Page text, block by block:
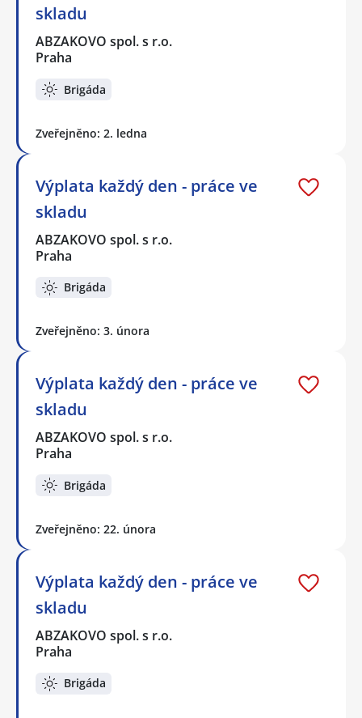
skladu
ABZAKOVO spol. s r.o.
Praha
Brigáda
Zveřejněno: 2. ledna
Výplata každý den - práce ve
skladu
ABZAKOVO spol. s r.o.
Praha
Brigáda
Zveřejněno: 3. února
Výplata každý den - práce ve
skladu
ABZAKOVO spol. s r.o.
Praha
Brigáda
Zveřejněno: 22. února
Výplata každý den - práce ve
skladu
ABZAKOVO spol. s r.o.
Praha
Brigáda